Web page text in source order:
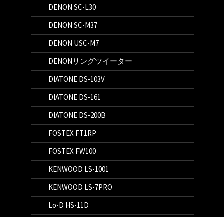
DENON SC-L30
DENON SC-M37
DENON USC-M7
DENONリングツイーター
DIATONE DS-103V
DIATONE DS-161
DIATONE DS-200B
FOSTEX FT1RP
FOSTEX FW100
KENWOOD LS-1001
KENWOOD LS-7PRO
Lo-D HS-11D